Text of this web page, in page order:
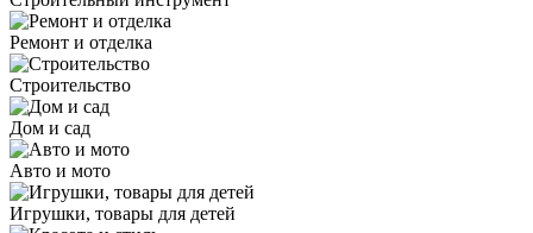
Ремонт и отделка
Строительство
Дом и сад
Авто и мото
Игрушки, товары для детей